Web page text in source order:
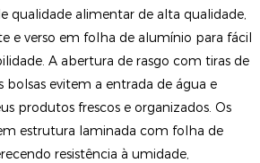
qualidade alimentar de alta qualidade,
e verso em folha de alumínio para fácil
A abertura de rasgo com tiras de
bolsas evitem a entrada de água e
produtos frescos e organizados. Os
estrutura laminada com folha de
resistência à umidade,